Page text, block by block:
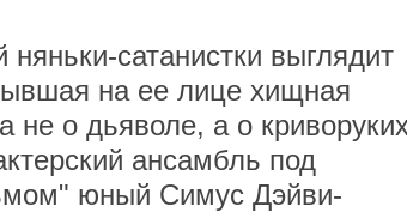
сатанистки выглядит
на ее лице хищная
не о дьяволе, а о
ансамбль под
юный Симус Дэйви-